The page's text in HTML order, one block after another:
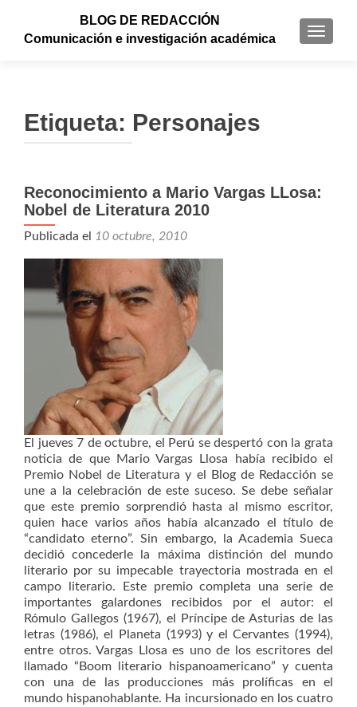
BLOG DE REDACCIÓN
Comunicación e investigación académica
Etiqueta: Personajes
Reconocimiento a Mario Vargas LLosa:
Nobel de Literatura 2010
Publicada el 10 octubre, 2010
El jueves 7 de octubre, el Perú se despertó con la grata
noticia de que Mario Vargas Llosa había recibido el
Premio Nobel de Literatura y el Blog de Redacción se
une a la celebración de este suceso. Se debe señalar
que este premio sorprendió hasta al mismo escritor,
quien hace varios años había alcanzado el título de
“candidato eterno”. Sin embargo, la Academia Sueca
decidió concederle la máxima distinción del mundo
literario por su impecable trayectoria mostrada en el
campo literario. Este premio completa una serie de
importantes galardones recibidos por el autor: el
Rómulo Gallegos (1967), el Príncipe de Asturias de las
letras (1986), el Planeta (1993) y el Cervantes (1994),
entre otros. Vargas Llosa es uno de los escritores del
llamado “Boom literario hispanoamericano” y cuenta
con una de las producciones más prolíficas en el
mundo hispanohablante. Ha incursionado en los cuatro
Navegación de entradas